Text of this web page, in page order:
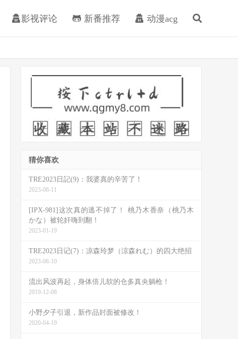
影视评论 新番推荐 动漫acg
猜你喜欢
TRE2023日記(9)：我婆真的辛苦了！
2023-08-11
[IPX-981]这次真的逃不掉了！ 桃乃木香奈（桃乃木
かな）被轮奸嗨到翻！
2023-01-19
TRE2023日记(7)：凉森玲梦（涼森れむ）的四大绝招
2023-08-10
流出风波再起，身体倍儿软的仓多真央躺枪！
2019-12-08
小野夕子引退，新作品封面被修改！
2020-04-19